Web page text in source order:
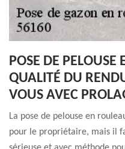
POSE DE
QUALITÉ DU
VOUS AVEC
La pose de pelouse en
pour le propriétaire, mais il